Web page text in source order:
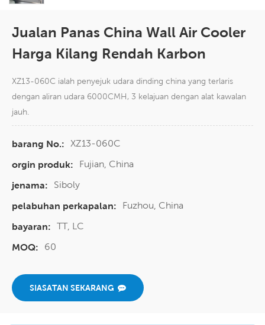
Jualan Panas China Wall Air Cooler
Harga Kilang Rendah Karbon
XZ13-060C ialah penyejuk udara dinding china yang terlaris
dengan aliran udara 6000CMH, 3 kelajuan dengan alat kawalan
jauh.
barang No.: XZ13-060C
orgin produk:
Fujian, China
jenama:
Siboly
pelabuhan perkapalan:
Fuzhou, China
bayaran: TT, LC
MOQ:
60
SIASATAN SEKARANG